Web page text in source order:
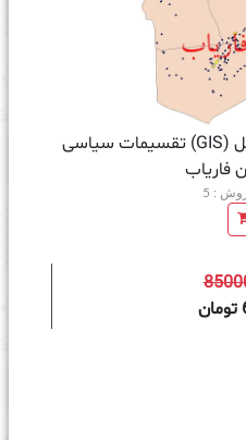
جدیدترین نقشه شیپ فایل (GIS) تقسیمات سیاسی
فاریاب
: 5